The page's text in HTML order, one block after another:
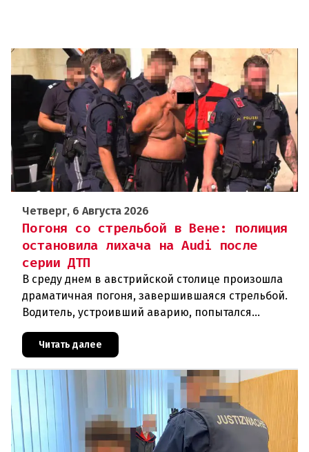
Четверг, 6 Августа 2026
Погоня со стрельбой в Вене: полиция
остановила лихача на Audi после
серии ДТП
В среду днем в австрийской столице произошла
драматичная погоня, завершившаяся стрельбой.
Водитель, устроивший аварию, попытался
скрыться от полиции, спровоцировав несколько
новых столкновений.Что слу
Читать далее